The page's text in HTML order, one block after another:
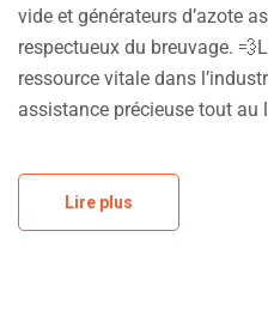
vide et générateurs d’azote
respectueux du breuvage.
ressource vitale dans
assistance précieuse tout au
Lire plus